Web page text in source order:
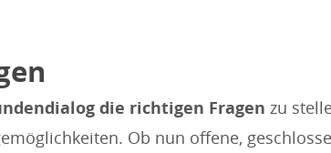
die richtigen Fragen zu
Ob nun offene,